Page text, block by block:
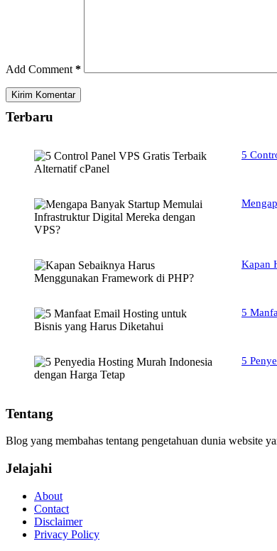
Add Comment *
Kirim Komentar
Terbaru
5
Kapan
5
5
Tentang
Blog yang membahas tentang pengetahuan dunia website
Jelajahi
About
Contact
Disclaimer
Privacy Policy